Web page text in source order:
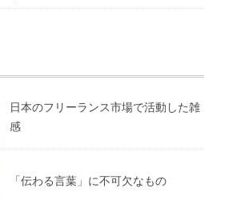
日本のフリーランス市場で活動した雑
感
「伝わる言葉」に不可欠なもの